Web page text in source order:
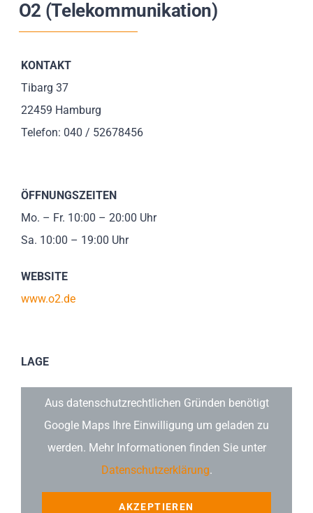
Impressionen
SUCHE
NACH:
O2 (Telekommunikation)
KONTAKT
Tibarg 37
22459 Hamburg
Telefon: 040 / 52678456
ÖFFNUNGSZEITEN
Mo. – Fr. 10:00 – 20:00 Uhr
Sa. 10:00 – 19:00 Uhr
WEBSITE
www.o2.de
LAGE
Aus datenschutzrechtlichen Gründen benötigt
Google Maps Ihre Einwilligung um geladen zu
werden. Mehr Informationen finden Sie unter
Datenschutzerklärung.
AKZEPTIEREN